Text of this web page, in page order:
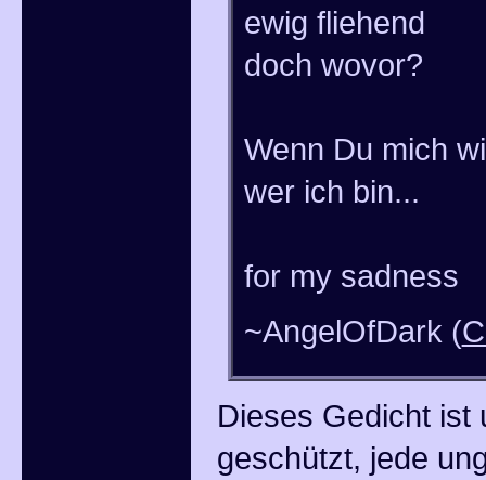
ewig fliehend
doch wovor?
Wenn Du mich
wer ich bin...
for my sadness
~AngelOfDark (
Dieses Gedicht ist
geschützt, jede